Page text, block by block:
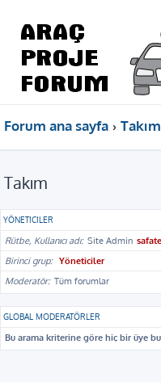
Forum ana sayfa Takım
Takım
YÖNETICILER
Rütbe, Kullanıcı adı Site Admin
Birinci grup
Yöneticiler
Moderatör Tüm forumlar
GLOBAL MODERATÖRLER
Bu arama kriterine göre hiç bir üye